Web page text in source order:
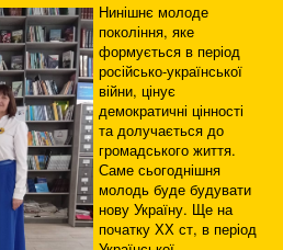
Нинішнє молоде
покоління, яке
формується в період
російсько-української
війни, цінує
демократичні цінності
та долучається до
громадського життя.
Саме сьогоднішня
молодь буде будувати
нову Україну. Ще на
початку ХХ ст, в період